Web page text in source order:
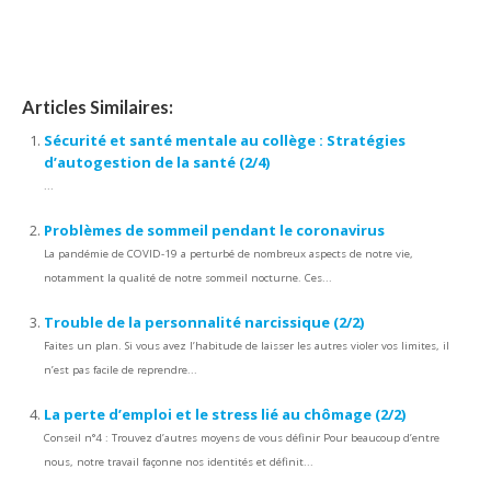
Articles Similaires:
Sécurité et santé mentale au collège : Stratégies
d’autogestion de la santé (2/4)
...
Problèmes de sommeil pendant le coronavirus
La pandémie de COVID-19 a perturbé de nombreux aspects de notre vie,
notamment la qualité de notre sommeil nocturne. Ces...
Trouble de la personnalité narcissique (2/2)
Faites un plan. Si vous avez l’habitude de laisser les autres violer vos limites, il
n’est pas facile de reprendre...
La perte d’emploi et le stress lié au chômage (2/2)
Conseil n°4 : Trouvez d’autres moyens de vous définir Pour beaucoup d’entre
nous, notre travail façonne nos identités et définit...